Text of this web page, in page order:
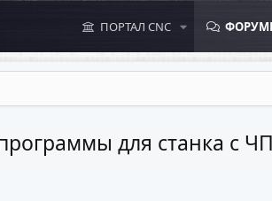
ПОРТАЛ CNC
для станка с